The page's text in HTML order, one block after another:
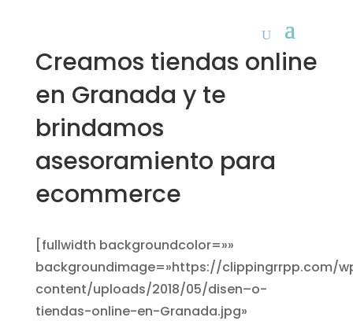
Creamos tiendas online
en Granada y te
brindamos
asesoramiento para
ecommerce
[fullwidth backgroundcolor=»»
backgroundimage=»https://clippingrrpp.com/
content/uploads/2018/05/disen–o-
tiendas-online-en-Granada.jpg»